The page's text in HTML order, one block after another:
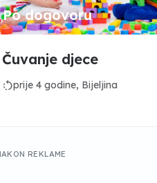
Po dogovoru
Čuvanje djece
rotate_leftprije 4 godine, Bijeljina
REKLAME